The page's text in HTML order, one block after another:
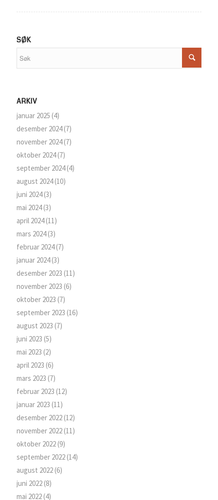
SØK
ARKIV
januar 2025 (4)
desember 2024(7)
november 2024(7)
oktober 2024(7)
september 2024(4)
august 2024(10)
juni 2024(3)
mai 2024(3)
april 2024(11)
mars 2024(3)
februar 2024(7)
januar 2024(3)
desember 2023 (11)
november 2023 (6)
oktober 2023 (7)
september 2023 (16)
august 2023 (7)
juni 2023 (5)
mai 2023 (2)
april 2023 (6)
mars 2023 (7)
februar 2023 (12)
januar 2023 (11)
desember 2022(12)
november 2022(11)
oktober 2022(9)
september 2022(14)
august 2022(6)
juni 2022(8)
mai 2022(4)